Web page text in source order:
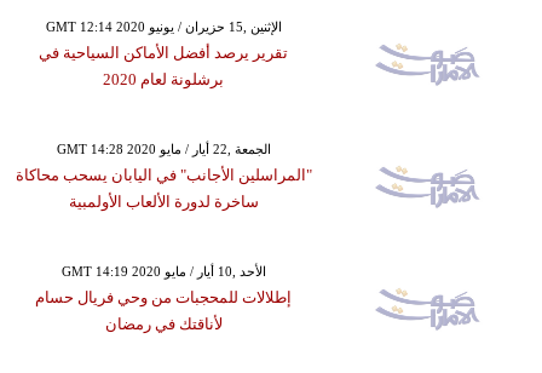
GMT 12:14 2020 الإثنين ,15 حزيران / يونيو
تقرير يرصد أفضل الأماكن السياحية في
برشلونة لعام 2020
GMT 14:28 2020 الجمعة ,22 أيار / مايو
"المراسلين الأجانب" في اليابان يسحب محاكاة
ساخرة لدورة الألعاب الأولمبية
GMT 14:19 2020 الأحد ,10 أيار / مايو
إطلالات للمحجبات من وحي فريال حسام
لأناقتك في رمضان